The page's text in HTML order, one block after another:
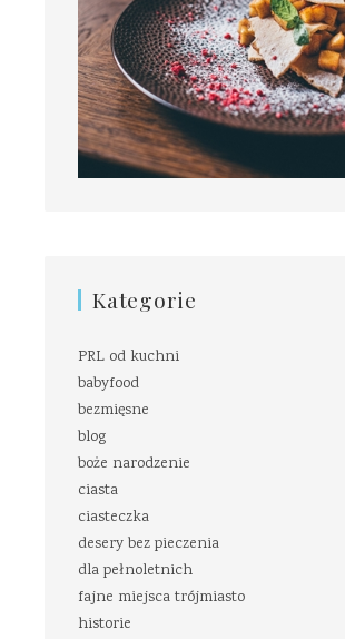
Kategorie
PRL od kuchni
babyfood
bezmięsne
blog
boże narodzenie
ciasta
ciasteczka
desery bez pieczenia
dla pełnoletnich
fajne miejsca trójmiasto
historie